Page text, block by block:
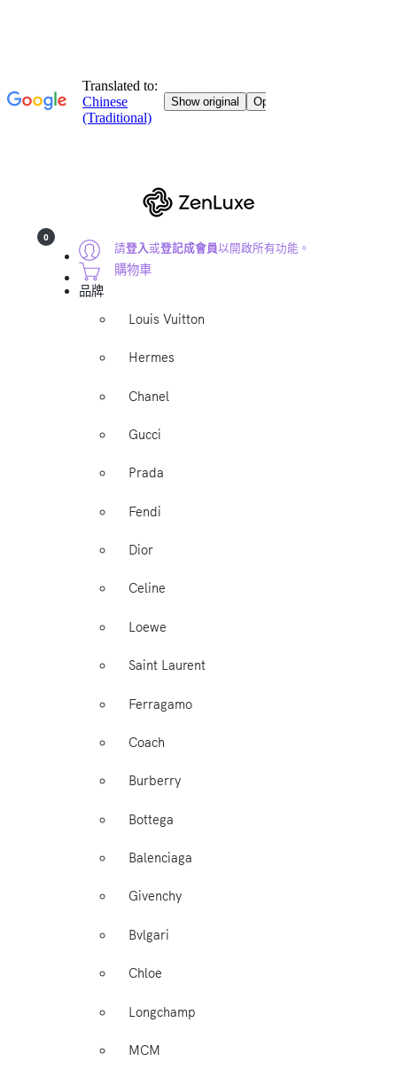
請登入或登記成會員以開啟所有功能。
0
購物車
品牌
Louis Vuitton
Hermes
Chanel
Gucci
Prada
Fendi
Dior
Celine
Loewe
Saint Laurent
Ferragamo
Coach
Burberry
Bottega
Balenciaga
Givenchy
Bvlgari
Chloe
Longchamp
MCM